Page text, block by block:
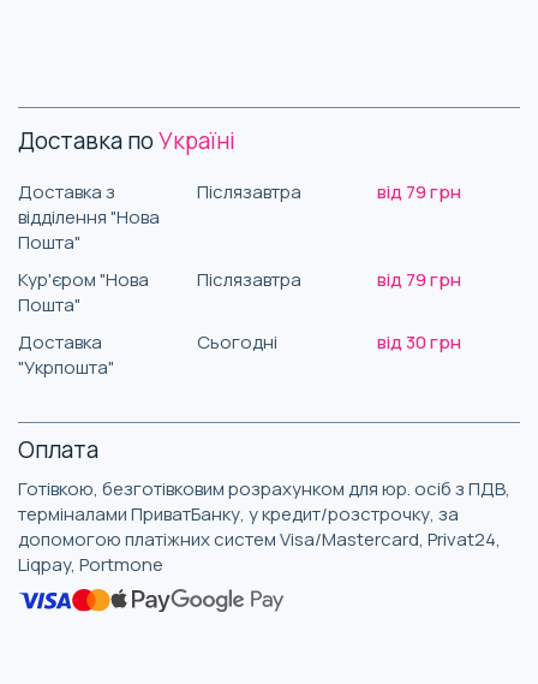
Доставка поУкраїні
Доставка з
відділення "Нова
Пошта"
Післязавтра від 79 грн
Кур'єром "Нова
Пошта"
Післязавтра від 79 грн
Доставка
"Укрпошта"
Сьогодні від 30 грн
Оплата
Готівкою, безготівковим розрахунком для юр. осіб з ПДВ,
терміналами ПриватБанку, у кредит/розстрочку, за
допомогою платіжних систем Visa/Mastercard, Privat24,
Liqpay, Portmone